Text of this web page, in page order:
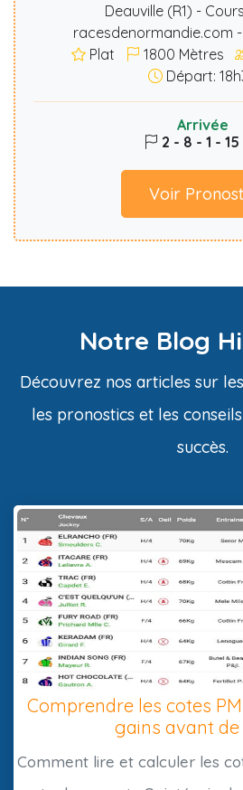
Deauville (R1) -
racesdenormandie.com
Plat
1800 Mètres
Départ:
Arrivée
2 - 8 - 1 -
Voir
Notre Blog
Découvrez nos articles sur
les pronostics et les
succès.
Comprendre les cotes
gains avant
Comment lire et calculer les